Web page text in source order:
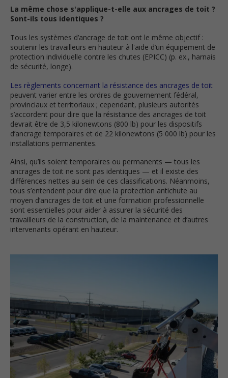
La même chose s'applique-t-elle aux ancrages de toit ?
Sont-ils tous identiques ?
Tous les systèmes d’ancrage de toit ont le même objectif :
soutenir les travailleurs en hauteur à l'aide d’un équipement de
protection individuelle contre les chutes (EPICC) (p. ex., harnais
de sécurité, longe).
Les règlements concernant la résistance des ancrages de toit
peuvent varier entre les ordres de gouvernement fédéral,
provinciaux et territoriaux ; cependant, plusieurs autorités
s’accordent pour dire que la résistance des ancrages de toit
devrait être de 3,5 kilonewtons (800 lb) pour les dispositifs
d’ancrage temporaires et de 22 kilonewtons (5 000 lb) pour les
installations permanentes.
Ainsi, qu’ils soient temporaires ou permanents — tous les
ancrages de toit ne sont pas identiques — et il existe des
différences nettes au sein de ces classifications. Néanmoins,
tous s’entendent pour dire que la protection antichute au
moyen d’ancrages de toit et une formation professionnelle
sont essentielles pour aider à assurer la sécurité des
travailleurs de la construction, de la maintenance et d’autres
intervenants opérant en hauteur.